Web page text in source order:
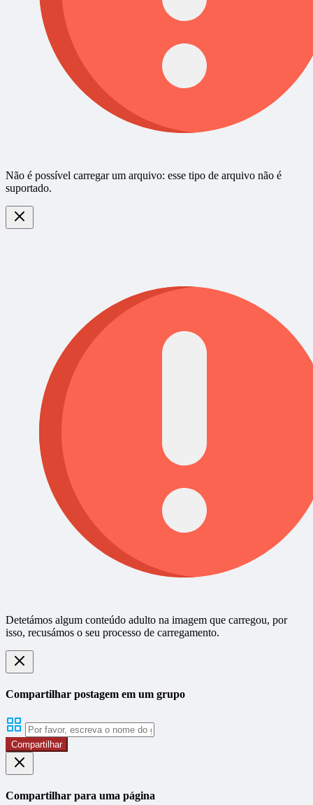
Não é possível carregar um arquivo: esse tipo de arquivo não é
suportado.
Detetámos algum conteúdo adulto na imagem que carregou, por
isso, recusámos o seu processo de carregamento.
Compartilhar postagem em um grupo
Compartilhar
Compartilhar para uma página